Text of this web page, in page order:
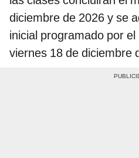
diciembre de 2026 y se
inicial programado por
viernes 18 de diciembre